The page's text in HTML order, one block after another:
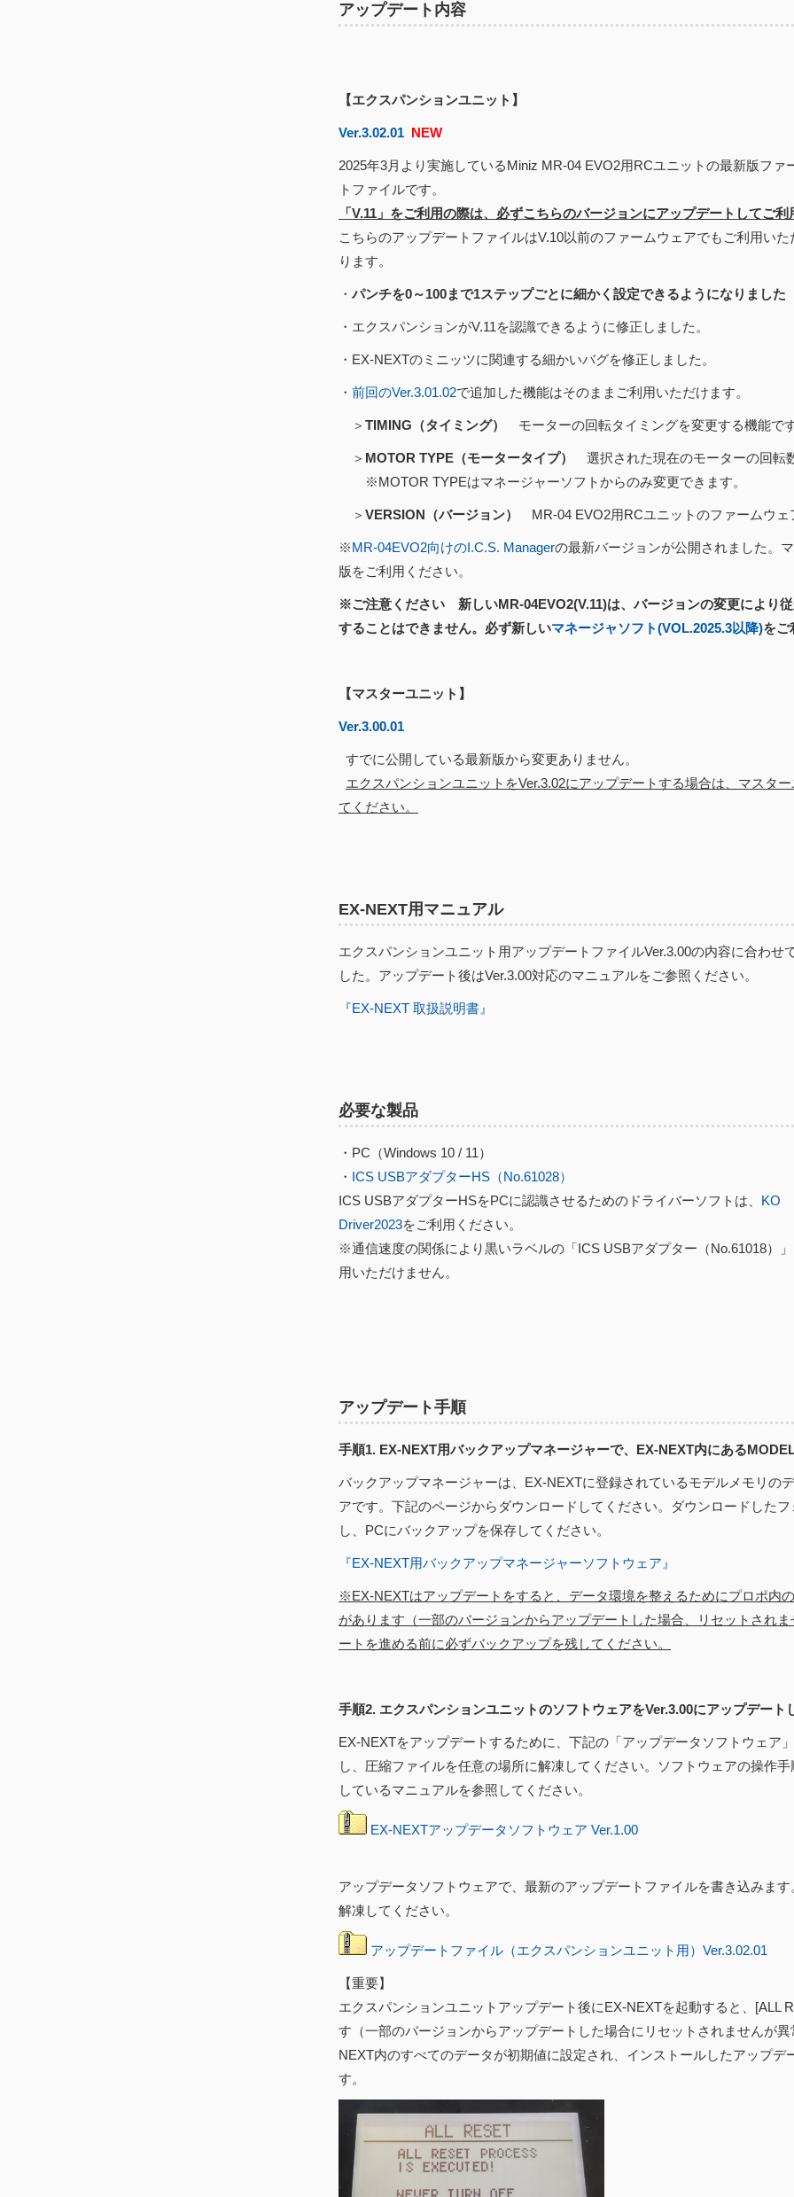
アップデート内容
【エクスパンションユニット】
Ver.3.02.01 NEW
2025年3月より実施しているMiniz MR-04 EVO2用RCユニットの最新版ファ
トファイルです。
「V.11」をご利用の際は、必ずこちらのバージョンにアップデートしてご
こちらのアップデートファイルはV.10以前のファームウェアでもご利用い
ります。
・ パンチを0～100まで1ステップごとに細かく設定できるようになりました
・エクスパンションがV.11を認識できるように修正しました。
・EX-NEXTのミニッツに関連する細かいバグを修正しました。
・ 前回のVer.3.01.02で追加した機能はそのままご利用いただけます。
＞ TIMING（タイミング） モーターの回転タイミングを変更する機能で
＞ MOTOR TYPE（モータータイプ）
選択された現在のモーターの回転
※MOTOR TYPEはマネージャーソフトからのみ変更できます。
＞ VERSION（バージョン） MR-04 EVO2用RCユニットのファームウェ
※MR-04EVO2向けのI.C.S. Managerの最新バージョンが公開されました。
版をご利用ください。
※ご注意ください 新しいMR-04EVO2(V.11)は、バージョンの変更により
することはできません。必ず新しいマネージャソフト(VOL.2025.3以降)をご
【マスターユニット】
Ver.3.00.01
すでに公開している最新版から変更ありません。
エクスパンションユニットをVer.3.02にアップデートする場合は、マスタ
てください。
EX-NEXT用マニュアル
エクスパンションユニット用アップデートファイルVer.3.00の内容に合わせ
した。アップデート後はVer.3.00対応のマニュアルをご参照ください。
『EX-NEXT 取扱説明書』
必要な製品
・PC（Windows 10 / 11）
・ ICS USBアダプターHS（No.61028）
ICS USBアダプターHSをPCに認識させるためのドライバーソフトは、 KO
Driver2023をご利用ください。
※通信速度の関係により黒いラベルの「ICS USBアダプター（No.61018）
用いただけません。
アップデート手順
手順1. EX-NEXT用バックアップマネージャーで、EX-NEXT内にある
バックアップマネージャーは、EX-NEXTに登録されているモデルメモリの
アです。下記のページからダウンロードしてください。ダウンロードした
し、PCにバックアップを保存してください。
『EX-NEXT用バックアップマネージャーソフトウェア』
※EX-NEXTはアップデートをすると、データ環境を整えるためにプロポ内
があります（一部のバージョンからアップデートした場合、リセットされ
ートを進める前に必ずバックアップを残してください。
手順2. エクスパンションユニットのソフトウェアをVer.3.00にアップデート
EX-NEXTをアップデートするために、下記の「アップデータソフトウェア
し、圧縮ファイルを任意の場所に解凍してください。ソフトウェアの操作
しているマニュアルを参照してください。
EX-NEXTアップデータソフトウェア Ver.1.00
アップデータソフトウェアで、最新のアップデートファイルを書き込みま
解凍してください。
アップデートファイル（エクスパンションユニット用）Ver.3.02.01
【重要】
エクスパンションユニットアップデート後にEX-NEXTを起動すると、[ALL
す（一部のバージョンからアップデートした場合にリセットされませんが
NEXT内のすべてのデータが初期値に設定され、インストールしたアップ
す。